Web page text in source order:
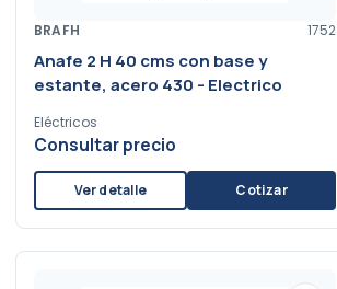
BRAFH 1752
Anafe 2 H 40 cms con base y
estante, acero 430 - Electrico
Eléctricos
Consultar precio
Ver detalle Cotizar